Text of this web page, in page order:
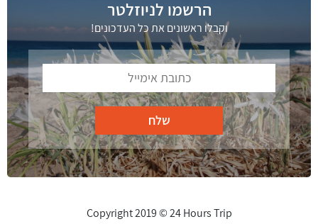
הרשמו לניוזלטר
וקבלו ראשונים את כל העדכונים!
Copyright 2019 © 24 Hours Trip